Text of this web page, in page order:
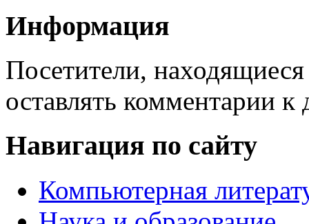
Информация
Посетители,
оставлять комментарии к
Навигация по сайту
Компьютерная